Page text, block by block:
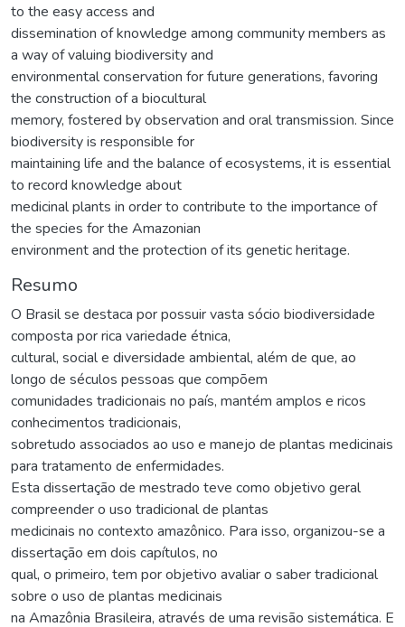
to the easy access and
dissemination of knowledge among community members as
a way of valuing biodiversity and
environmental conservation for future generations, favoring
the construction of a biocultural
memory, fostered by observation and oral transmission. Since
biodiversity is responsible for
maintaining life and the balance of ecosystems, it is essential
to record knowledge about
medicinal plants in order to contribute to the importance of
the species for the Amazonian
environment and the protection of its genetic heritage.
Resumo
O Brasil se destaca por possuir vasta sócio biodiversidade
composta por rica variedade étnica,
cultural, social e diversidade ambiental, além de que, ao
longo de séculos pessoas que compõem
comunidades tradicionais no país, mantém amplos e ricos
conhecimentos tradicionais,
sobretudo associados ao uso e manejo de plantas medicinais
para tratamento de enfermidades.
Esta dissertação de mestrado teve como objetivo geral
compreender o uso tradicional de plantas
medicinais no contexto amazônico. Para isso, organizou-se a
dissertação em dois capítulos, no
qual, o primeiro, tem por objetivo avaliar o saber tradicional
sobre o uso de plantas medicinais
na Amazônia Brasileira, através de uma revisão sistemática. E